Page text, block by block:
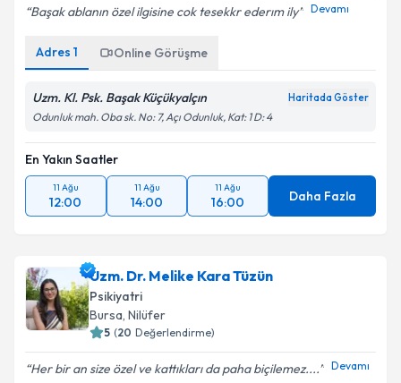
Başak ablanın özel ilgisine cok tesekkr ederım ily Devamı
Adres 1 Online Görüşme
Uzm. Kl. Psk. Başak Küçükyalçın Haritada Göster
Odunluk mah. Oba sk. No: 7, Açı Odunluk, Kat: 1 D: 4
En Yakın Saatler
11 Ağu
12:00
11 Ağu
14:00
11 Ağu
16:00 Daha Fazla
Uzm. Dr. Melike Kara Tüzün
Psikiyatri
Bursa, Nilüfer
5 (20 Değerlendirme)
Her bir an size özel ve kattıkları da paha biçilemez.... Devamı